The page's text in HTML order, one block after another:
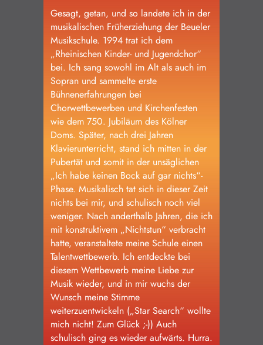
Gesagt, getan, und so landete ich in der
musikalischen Früherziehung der Beueler
Musikschule. 1994 trat ich dem
„Rheinischen Kinder- und Jugendchor“
bei. Ich sang sowohl im Alt als auch im
Sopran und sammelte erste
Bühnenerfahrungen bei
Chorwettbewerben und Kirchenfesten
wie dem 750. Jubiläum des Kölner
Doms. Später, nach drei Jahren
Klavierunterricht, stand ich mitten in der
Pubertät und somit in der unsäglichen
„Ich habe keinen Bock auf gar nichts“-
Phase. Musikalisch tat sich in dieser Zeit
nichts bei mir, und schulisch noch viel
weniger. Nach anderthalb Jahren, die ich
mit konstruktivem „Nichtstun“ verbracht
hatte, veranstaltete meine Schule einen
Talentwettbewerb. Ich entdeckte bei
diesem Wettbewerb meine Liebe zur
Musik wieder, und in mir wuchs der
Wunsch meine Stimme
weiterzuentwickeln („Star Search“ wollte
mich nicht! Zum Glück ;-)) Auch
schulisch ging es wieder aufwärts. Hurra.